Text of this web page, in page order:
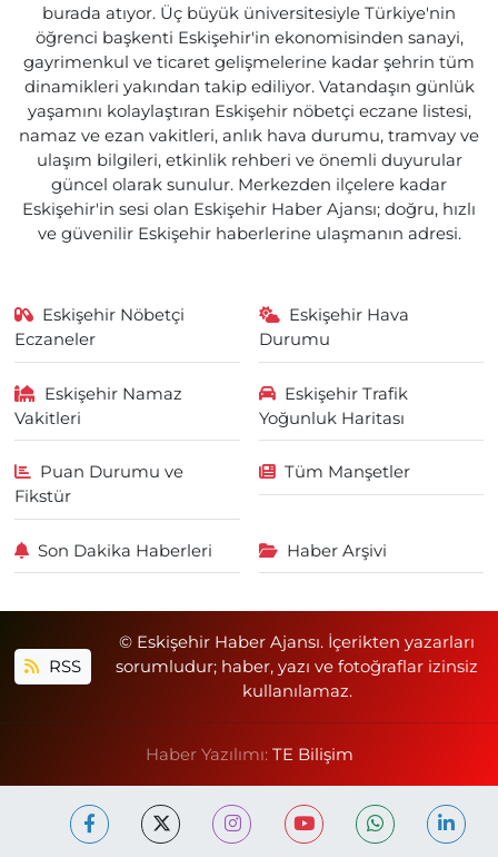
burada atıyor. Üç büyük üniversitesiyle Türkiye'nin
öğrenci başkenti Eskişehir'in ekonomisinden sanayi,
gayrimenkul ve ticaret gelişmelerine kadar şehrin tüm
dinamikleri yakından takip ediliyor. Vatandaşın günlük
yaşamını kolaylaştıran Eskişehir nöbetçi eczane listesi,
namaz ve ezan vakitleri, anlık hava durumu, tramvay ve
ulaşım bilgileri, etkinlik rehberi ve önemli duyurular
güncel olarak sunulur. Merkezden ilçelere kadar
Eskişehir'in sesi olan Eskişehir Haber Ajansı; doğru, hızlı
ve güvenilir Eskişehir haberlerine ulaşmanın adresi.
Eskişehir Nöbetçi
Eczaneler
Eskişehir Hava
Durumu
Eskişehir Namaz
Vakitleri
Eskişehir Trafik
Yoğunluk Haritası
Puan Durumu ve
Fikstür
Tüm Manşetler
Son Dakika Haberleri Haber Arşivi
RSS
© Eskişehir Haber Ajansı. İçerikten yazarları
sorumludur; haber, yazı ve fotoğraflar izinsiz
kullanılamaz.
Haber Yazılımı: TE Bilişim